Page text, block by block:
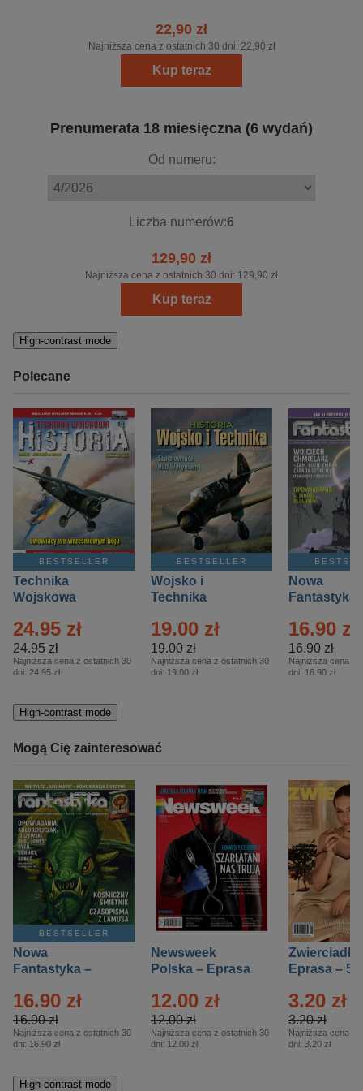
22,90 zł
Najniższa cena z ostatnich 30 dni: 22,90 zł
Kup teraz
Prenumerata 18 miesięczna (6 wydań)
Od numeru:
Liczba numerów:6
129,90 zł
Najniższa cena z ostatnich 30 dni: 129,90 zł
Kup teraz
High-contrast mode
Polecane
BESTSELLER
Technika
Wojskowa
– 2/2026
24.95 zł
24.95 zł
Najniższa cena z ostatnich 30
dni: 24.95 zł
BESTSELLER
Wojsko i
Technika
Specjalne –
Eprasa – 2/2026
19.00 zł
19.00 zł
Najniższa cena z ostatnich 30
dni: 19.00 zł
Nowa
Fantastyka
16.90 zł
16.90 zł
Najniższa cena z
dni: 16.90 zł
High-contrast mode
Mogą Cię zainteresować
BESTSELLER
Nowa
Fantastyka –
16.90 zł
16.90 zł
Najniższa cena z ostatnich 30
dni: 16.90 zł
Newsweek
Polska – Eprasa
12.00 zł
12.00 zł
Najniższa cena z ostatnich 30
dni: 12.00 zł
Zwierciadło
Eprasa – 5/
3.20 zł
3.20 zł
Najniższa cena z
dni: 3.20 zł
High-contrast mode